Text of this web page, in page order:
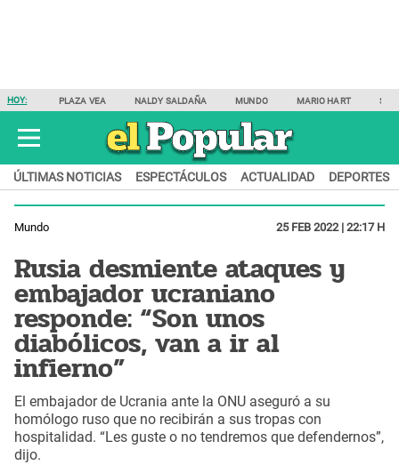
HOY: PLAZA VEA NALDY SALDAÑA MUNDO MARIO HART
ÚLTIMAS NOTICIAS ESPECTÁCULOS ACTUALIDAD DEPORTES
Mundo 25 FEB 2022 | 22:17 H
Rusia desmiente ataques y
embajador ucraniano
responde: “Son unos
diabólicos, van a ir al
infierno”
El embajador de Ucrania ante la ONU aseguró a su
homólogo ruso que no recibirán a sus tropas con
hospitalidad. “Les guste o no tendremos que defendernos”,
dijo.